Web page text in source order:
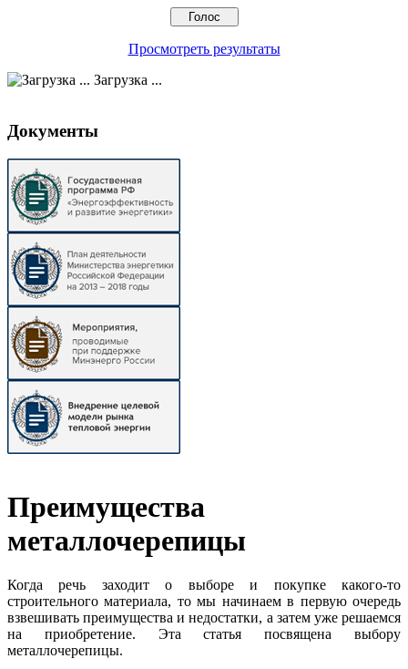
Просмотреть результаты
Загрузка ...
Документы
Преимущества
металлочерепицы
Когда речь заходит о выборе и покупке какого-то
строительного материала, то мы начинаем в первую очередь
взвешивать преимущества и недостатки, а затем уже решаемся
на приобретение. Эта статья посвящена выбору
металлочерепицы.